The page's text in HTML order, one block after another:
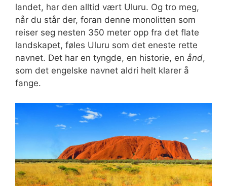
landet, har den alltid vært Uluru. Og tro meg,
når du står der, foran denne monolitten som
reiser seg nesten 350 meter opp fra det flate
landskapet, føles Uluru som det eneste rette
navnet. Det har en tyngde, en historie, en ånd,
som det engelske navnet aldri helt klarer å
fange.